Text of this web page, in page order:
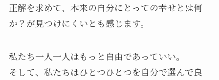
正解を求めて、本来の自分にとっての幸せとは何
か？が見つけにくいとも感じます。
私たち一人一人はもっと自由であっていい。
そして、私たちはひとつひとつを自分で選んで良